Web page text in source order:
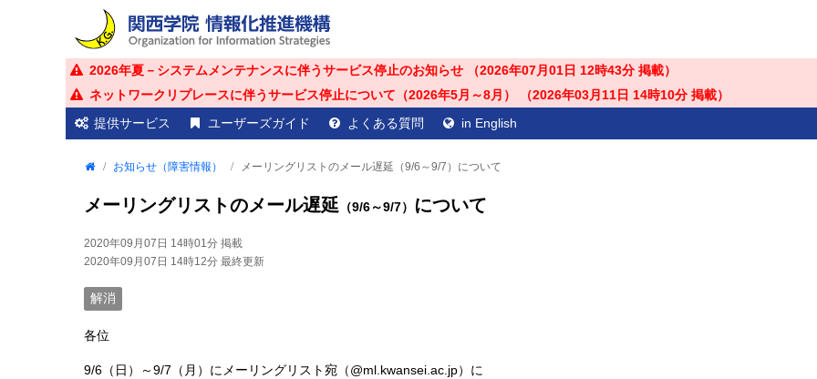
2026年夏－システムメンテナンスに伴うサービス停止のお知らせ （2026年07月01日 12時43分 掲載）
ネットワークリプレースに伴うサービス停止について（2026年5月～8月） （2026年03月11日 14時10分 掲載）
提供サービス
ユーザーズガイド よくある質問 in English
お知らせ（障害情報） メーリングリストのメール遅延（9/6～9/7）について
メーリングリストのメール遅延 （9/6～9/7） について
2020年09月07日 14時01分 掲載
2020年09月07日 14時12分 最終更新
解消
各位
9/6（日）～9/7（月）にメーリングリスト宛（@ml.kwansei.ac.jp）に